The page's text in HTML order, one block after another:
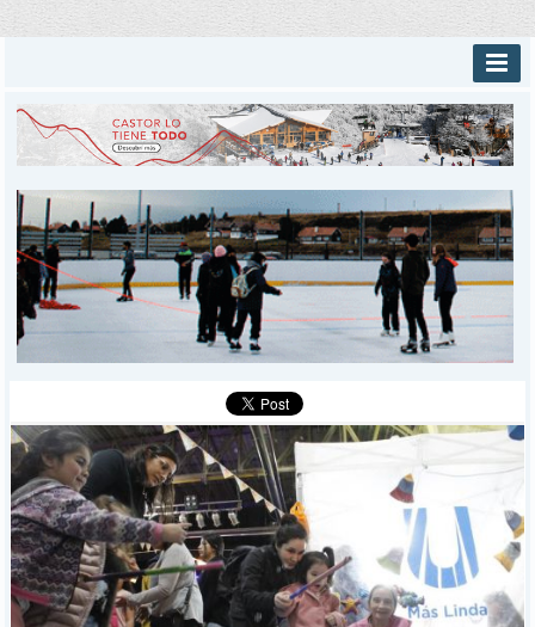
INICIO
PROVINCIALES
DEPORTES
POLICIALES
I-DIARIO
MÁS
BÚSQUEDA